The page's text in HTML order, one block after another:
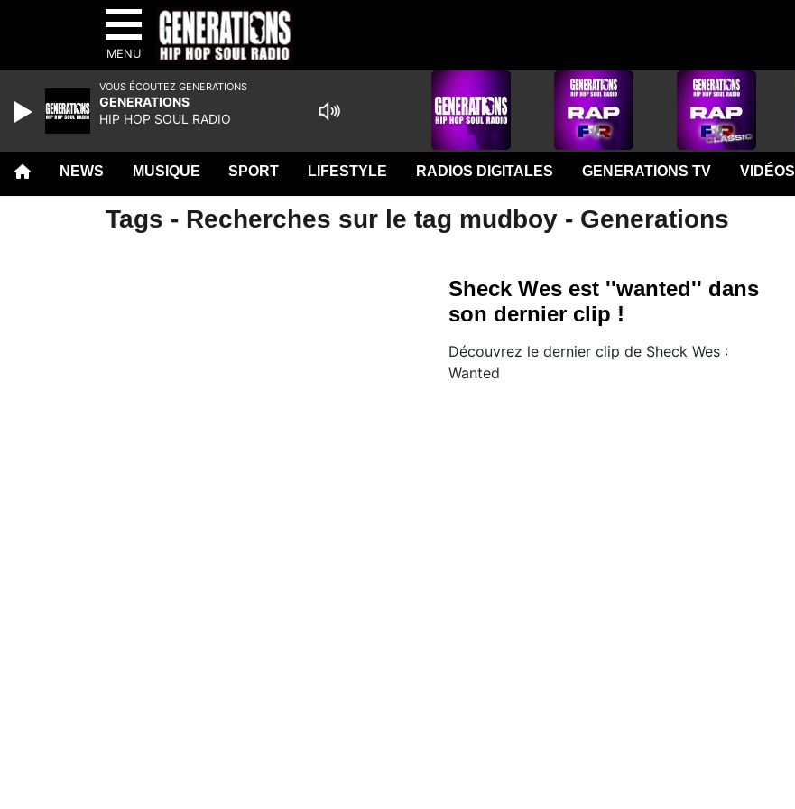
MENU
NEWS MUSIQUE SPORT LIFESTYLE RADIOS DIGITALES GENERATIONS TV VIDÉOS
Tags - Recherches sur le tag mudboy - Generations
Sheck Wes est ''wanted'' dans
son dernier clip !
Découvrez le dernier clip de Sheck Wes :
Wanted
VOUS ÉCOUTEZ GENERATIONS
GENERATIONS
HIP HOP SOUL RADIO